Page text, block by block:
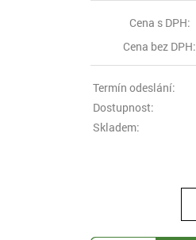
Cena s DPH:
Cena bez DPH:
Termín odeslání:
Dostupnost:
Skladem: